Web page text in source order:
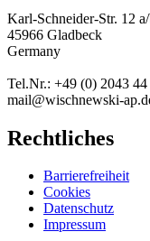
Karl-Schneider-Str. 12
45966 Gladbeck
Germany
Tel.Nr.: +49 (0) 2043 44
mail@wischnewski-
Rechtliches
Barrierefreiheit
Cookies
Datenschutz
Impressum